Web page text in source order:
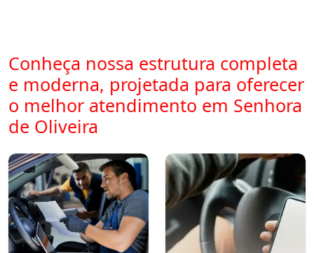
Conheça nossa estrutura completa
e moderna, projetada para oferecer
o melhor atendimento em Senhora
de Oliveira